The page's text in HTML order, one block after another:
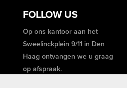
FOLLOW US
Op ons kantoor aan het
Sweelinckplein 9/11 in Den
Haag ontvangen we u graag
op afspraak.